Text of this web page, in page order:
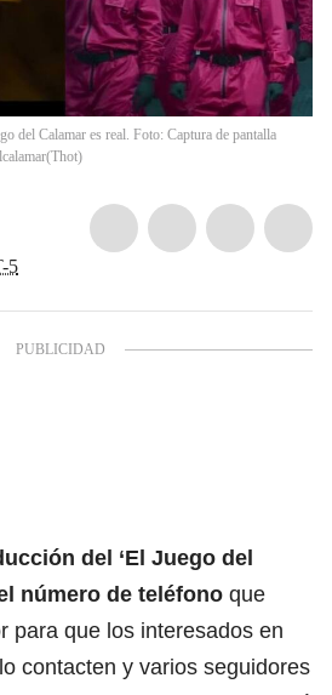
del Calamar es real. Foto: Captura de pantalla
(Thot)
5
del ‘El Juego del
número de teléfono que
para que los interesados en
contacten y varios seguidores